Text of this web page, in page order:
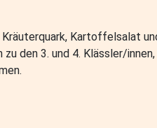
Kartoffelsalat
den 3. und 4. Klässler/